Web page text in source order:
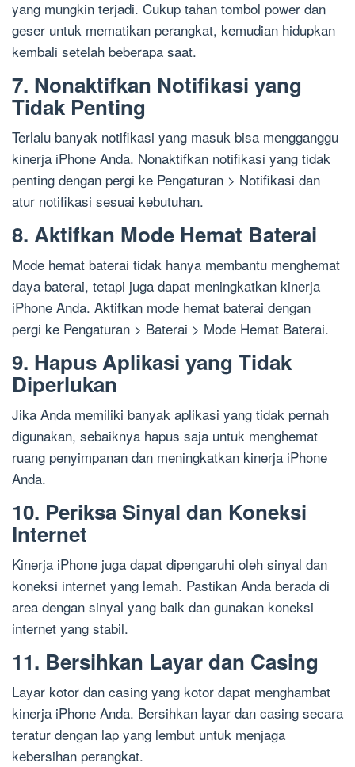
yang mungkin terjadi. Cukup tahan tombol power dan
geser untuk mematikan perangkat, kemudian hidupkan
kembali setelah beberapa saat.
7. Nonaktifkan Notifikasi yang
Tidak Penting
Terlalu banyak notifikasi yang masuk bisa mengganggu
kinerja iPhone Anda. Nonaktifkan notifikasi yang tidak
penting dengan pergi ke Pengaturan > Notifikasi dan
atur notifikasi sesuai kebutuhan.
8. Aktifkan Mode Hemat Baterai
Mode hemat baterai tidak hanya membantu menghemat
daya baterai, tetapi juga dapat meningkatkan kinerja
iPhone Anda. Aktifkan mode hemat baterai dengan
pergi ke Pengaturan > Baterai > Mode Hemat Baterai.
9. Hapus Aplikasi yang Tidak
Diperlukan
Jika Anda memiliki banyak aplikasi yang tidak pernah
digunakan, sebaiknya hapus saja untuk menghemat
ruang penyimpanan dan meningkatkan kinerja iPhone
Anda.
10. Periksa Sinyal dan Koneksi
Internet
Kinerja iPhone juga dapat dipengaruhi oleh sinyal dan
koneksi internet yang lemah. Pastikan Anda berada di
area dengan sinyal yang baik dan gunakan koneksi
internet yang stabil.
11. Bersihkan Layar dan Casing
Layar kotor dan casing yang kotor dapat menghambat
kinerja iPhone Anda. Bersihkan layar dan casing secara
teratur dengan lap yang lembut untuk menjaga
kebersihan perangkat.